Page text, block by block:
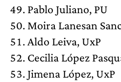
Pablo Juliano, PU
Moira Lanesan
Aldo Leiva, UxP
Cecilia López
Jimena López, UxP